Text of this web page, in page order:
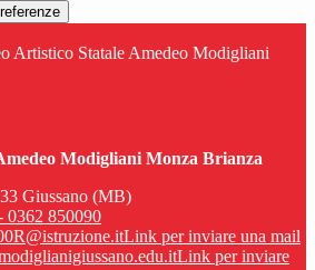
Artistico Statale Amedeo Modigliani
Modigliani Monza Brianza
Giussano (MB)
0362 850090
Link per inviare una mail
Link per inviare